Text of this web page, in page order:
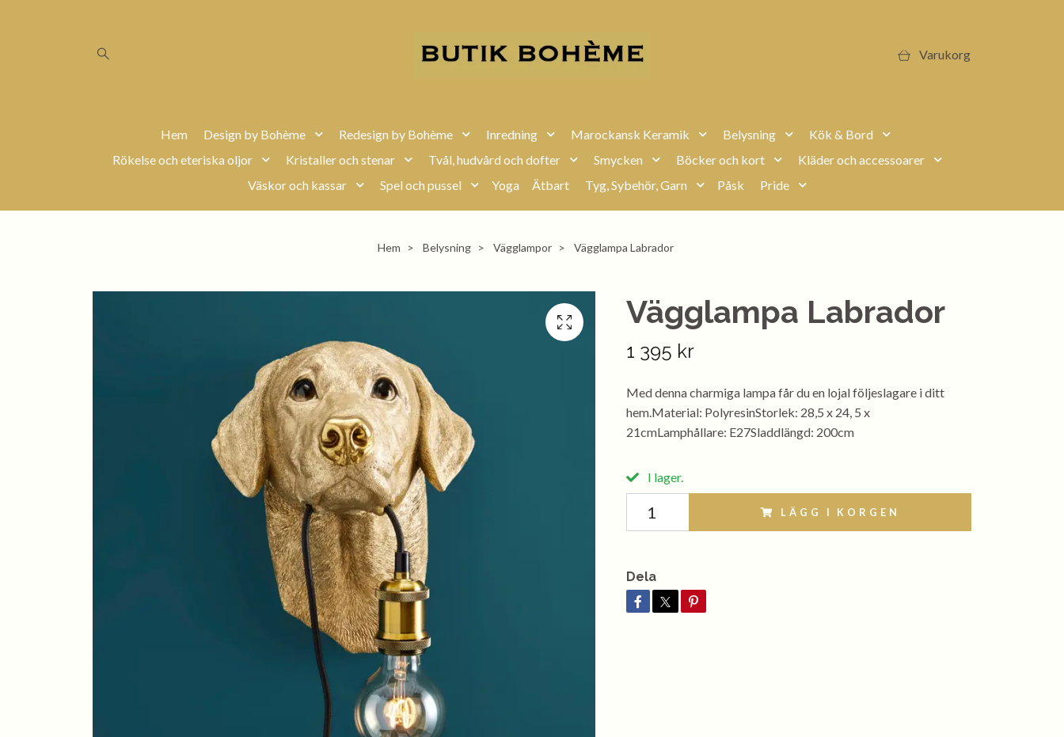
Varukorg
Hem Design by Bohème Redesign by Bohème Inredning Marockansk Keramik Belysning
Kök & Bord
Rökelse och eteriska oljor
Kristaller och stenar Tvål, hudvård och dofter Smycken Böcker och kort
Kläder och accessoarer
Väskor och kassar
Spel och pussel Yoga Ätbart Tyg, Sybehör, Garn Påsk Pride
Hem Belysning Vägglampor Vägglampa Labrador
Vägglampa Labrador
1 395 kr
Med denna charmiga lampa får du en lojal följeslagare i ditt
hem.Material: PolyresinStorlek: 28,5 x 24, 5 x
21cmLamphållare: E27Sladdlängd: 200cm
I lager.
LÄGG I KORGEN
Dela